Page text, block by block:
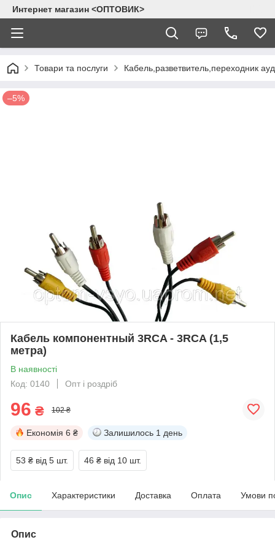
Интернет магазин <ОПТОВИК>
Товари та послуги Кабель,разветвитель,переходник
–5%
Кабель компонентный 3RCA - 3RCA (1,5
метра)
В наявності
Код: 0140
Опт і роздріб
96 ₴ 102 ₴
Економія 6 ₴ Залишилось 1 день
53 ₴ від 5 шт. 46 ₴ від 10 шт.
Опис Характеристики Доставка Оплата Умови
Опис